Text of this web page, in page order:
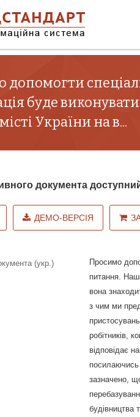
буде
України на в...
документа
ДЕМО-ВЕРСІЯ
(укр.)
Просимо
питання.
вона
з чим ми
робітників,
відповідає
зазначено,
будівництва